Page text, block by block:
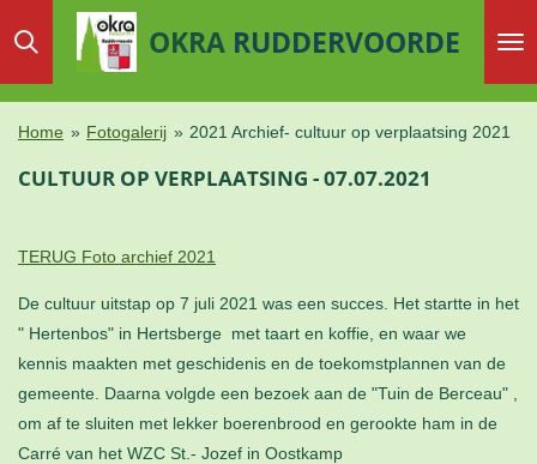
direct
naar
hoofdinhoud
OKRA RUDDERVOORDE
Home » Fotogalerij » 2021 Archief- cultuur op verplaatsing 2021
CULTUUR OP VERPLAATSING - 07.07.2021
TERUG Foto archief 2021
De cultuur uitstap op 7 juli 2021 was een succes. Het startte in het
" Hertenbos" in Hertsberge met taart en koffie, en waar we
kennis maakten met geschidenis en de toekomstplannen van de
gemeente. Daarna volgde een bezoek aan de "Tuin de Berceau" ,
om af te sluiten met lekker boerenbrood en gerookte ham in de
Carré van het WZC St.- Jozef in Oostkamp